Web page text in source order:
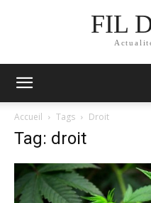
FIL
Accueil Tags Droit
Tag: droit